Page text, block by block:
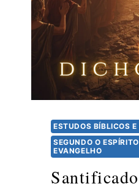
ESTUDOS BÍBLICOS
SEGUNDO O
EVANGELHO